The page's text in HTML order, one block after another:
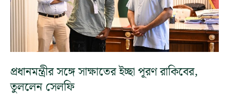
প্রধানমন্ত্রীর সঙ্গে সাক্ষাতের ইচ্ছা পূরণ রাকিবের,
তুললেন সেলফি